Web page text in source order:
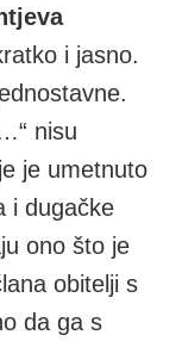
i jasno.
nisu
je umetnuto
i dugačke
ono što je
obitelji s
da ga s